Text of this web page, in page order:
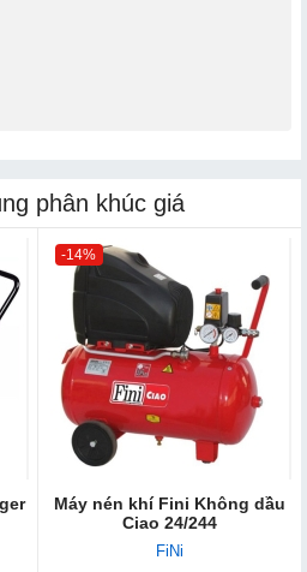
phân khúc giá
-14%
Máy nén khí Fini Không dầu
Ciao 24/244
FiNi